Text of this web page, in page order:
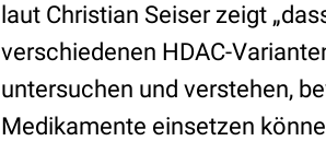
laut Christian Seiser zeigt
verschiedenen HDAC-
untersuchen und verstehen,
Medikamente einsetzen